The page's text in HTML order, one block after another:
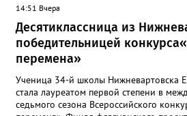
14:51 Вчера
Десятиклассница из
победительницей
перемена»
Ученица 34-й школы Нижневартовска
стала лауреатом первой степени в
седьмого сезона Всероссийского